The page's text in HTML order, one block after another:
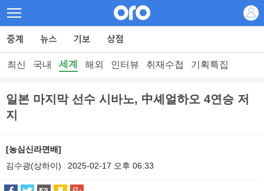
최신 국내 세계 해외 인터뷰 취재수첩 기획특집
일본 마지막 선수 시바노, 中셰얼하오 4연승 저
지
[농심신라면배]
김수광(상하이)
2025-02-17 오후 06:33